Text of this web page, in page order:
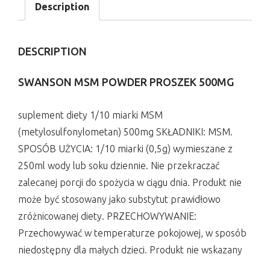
Description
DESCRIPTION
SWANSON MSM POWDER PROSZEK 500MG
suplement diety 1/10 miarki MSM
(metylosulfonylometan) 500mg SKŁADNIKI: MSM.
SPOSÓB UŻYCIA: 1/10 miarki (0,5g) wymieszane z
250ml wody lub soku dziennie. Nie przekraczać
zalecanej porcji do spożycia w ciągu dnia. Produkt nie
może być stosowany jako substytut prawidłowo
zróżnicowanej diety. PRZECHOWYWANIE:
Przechowywać w temperaturze pokojowej, w sposób
niedostępny dla małych dzieci. Produkt nie wskazany